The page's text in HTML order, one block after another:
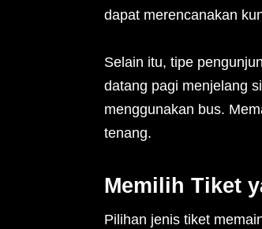
dapat merencanakan
Selain itu, tipe
datang pagi menjelang
menggunakan bus.
tenang.
Memilih Tiket
Pilihan jenis tiket